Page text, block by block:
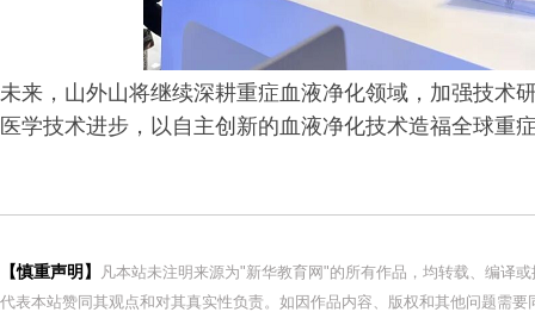
未来，山外山将继续深耕重症血液净化领域，加强技术
医学技术进步，以自主创新的血液净化技术造福全球重
【慎重声明】
凡本站未注明来源为"新华教育网"的所有作品，均转载、编译
代表本站赞同其观点和对其真实性负责。如因作品内容、版权和其他问题需